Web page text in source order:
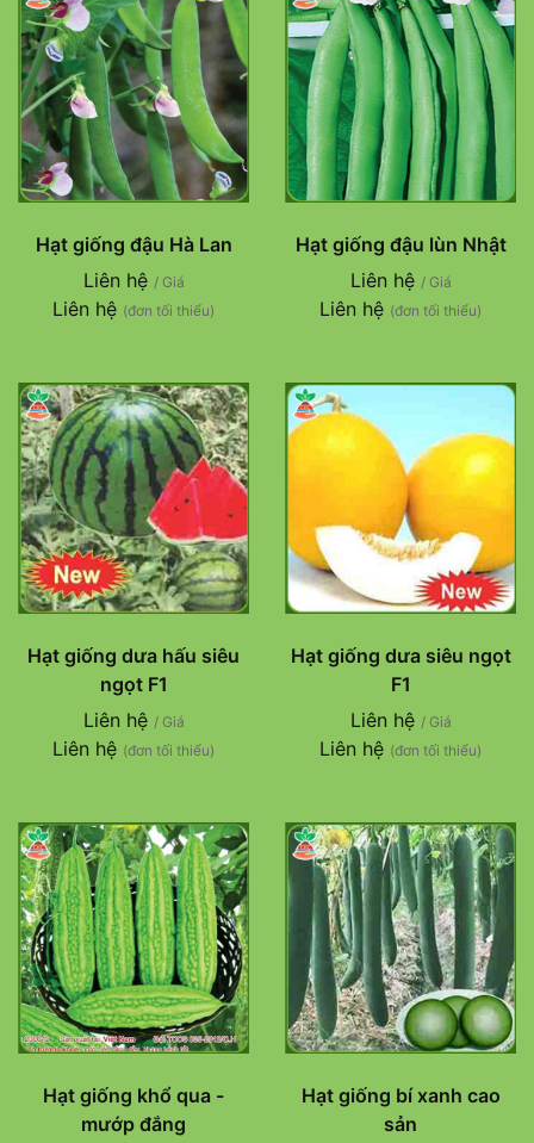
Hạt giống đậu Hà Lan
Liên hệ / Giá
Liên hệ (đơn tối thiểu)
Hạt giống đậu lùn Nhật
Liên hệ / Giá
Liên hệ (đơn tối thiểu)
Hạt giống dưa hấu siêu
ngọt F1
Liên hệ / Giá
Liên hệ (đơn tối thiểu)
Hạt giống dưa siêu ngọt
F1
Liên hệ / Giá
Liên hệ (đơn tối thiểu)
Hạt giống khổ qua -
mướp đắng
Hạt giống bí xanh cao
sản